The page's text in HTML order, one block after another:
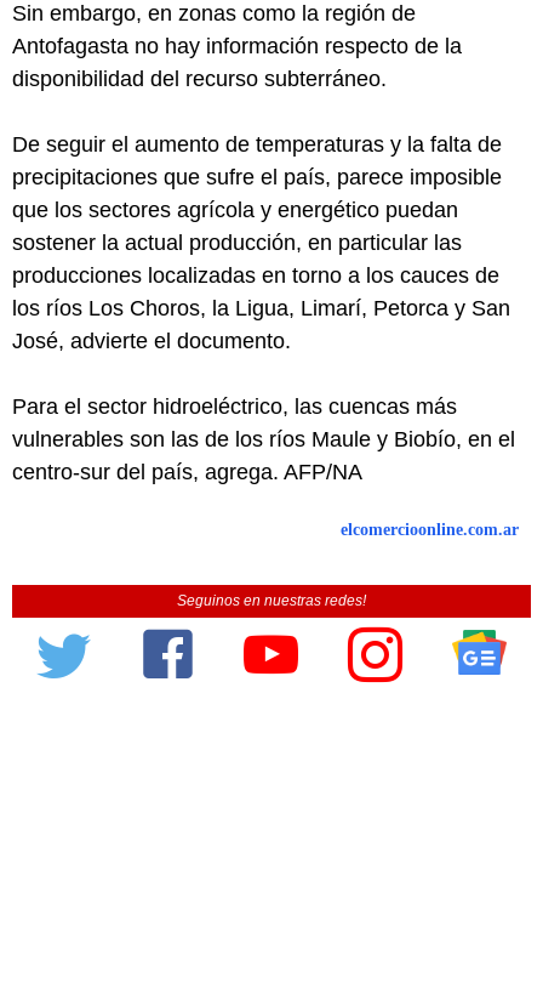
Sin embargo, en zonas como la región de
Antofagasta no hay información respecto de la
disponibilidad del recurso subterráneo.
De seguir el aumento de temperaturas y la falta de
precipitaciones que sufre el país, parece imposible
que los sectores agrícola y energético puedan
sostener la actual producción, en particular las
producciones localizadas en torno a los cauces de
los ríos Los Choros, la Ligua, Limarí, Petorca y San
José, advierte el documento.
Para el sector hidroeléctrico, las cuencas más
vulnerables son las de los ríos Maule y Biobío, en el
centro-sur del país, agrega. AFP/NA
elcomercioonline.com.ar
Seguinos en nuestras redes!